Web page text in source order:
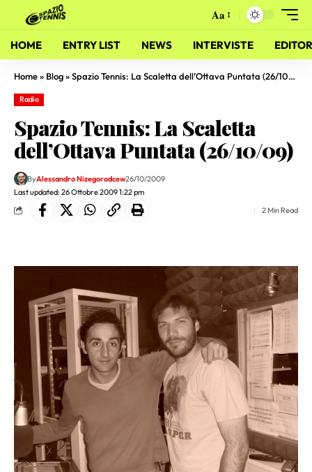
Aa
HOME ENTRY LIST NEWS INTERVISTE
Home» Blog»Spazio Tennis: La Scaletta dell’Ottava Puntata (26/10/09)
Radio
Spazio Tennis: La Scaletta
dell’Ottava Puntata (26/10/09)
Last updated: 26 Ottobre 2009 1:22 pm
ByAlessandro Nizegorodcew26/10/2009
2 Min Read